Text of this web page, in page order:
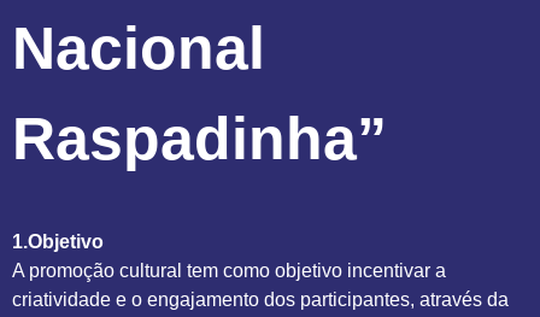
Nacional
Raspadinha”
1.Objetivo
A promoção cultural tem como objetivo incentivar a
criatividade e o engajamento dos participantes, através da